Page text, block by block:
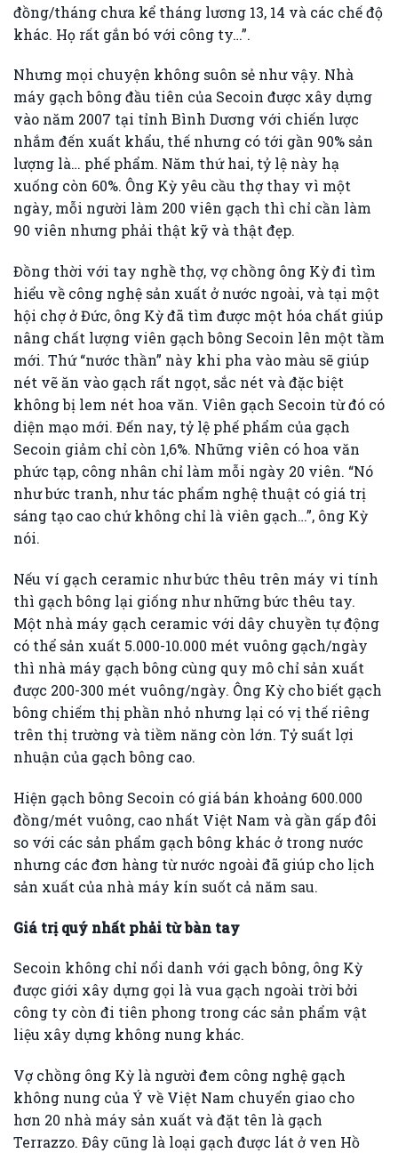
đồng/tháng chưa kể tháng lương 13, 14 và các chế độ
khác. Họ rất gắn bó với công ty…”.
Nhưng mọi chuyện không suôn sẻ như vậy. Nhà
máy gạch bông đầu tiên của Secoin được xây dựng
vào năm 2007 tại tỉnh Bình Dương với chiến lược
nhắm đến xuất khẩu, thế nhưng có tới gần 90% sản
lượng là… phế phẩm. Năm thứ hai, tỷ lệ này hạ
xuống còn 60%. Ông Kỳ yêu cầu thợ thay vì một
ngày, mỗi người làm 200 viên gạch thì chỉ cần làm
90 viên nhưng phải thật kỹ và thật đẹp.
Đồng thời với tay nghề thợ, vợ chồng ông Kỳ đi tìm
hiểu về công nghệ sản xuất ở nước ngoài, và tại một
hội chợ ở Đức, ông Kỳ đã tìm được một hóa chất giúp
nâng chất lượng viên gạch bông Secoin lên một tầm
mới. Thứ “nước thần” này khi pha vào màu sẽ giúp
nét vẽ ăn vào gạch rất ngọt, sắc nét và đặc biệt
không bị lem nét hoa văn. Viên gạch Secoin từ đó có
diện mạo mới. Đến nay, tỷ lệ phế phẩm của gạch
Secoin giảm chỉ còn 1,6%. Những viên có hoa văn
phức tạp, công nhân chỉ làm mỗi ngày 20 viên. “Nó
như bức tranh, như tác phẩm nghệ thuật có giá trị
sáng tạo cao chứ không chỉ là viên gạch…”, ông Kỳ
nói.
Nếu ví gạch ceramic như bức thêu trên máy vi tính
thì gạch bông lại giống như những bức thêu tay.
Một nhà máy gạch ceramic với dây chuyền tự động
có thể sản xuất 5.000-10.000 mét vuông gạch/ngày
thì nhà máy gạch bông cùng quy mô chỉ sản xuất
được 200-300 mét vuông/ngày. Ông Kỳ cho biết gạch
bông chiếm thị phần nhỏ nhưng lại có vị thế riêng
trên thị trường và tiềm năng còn lớn. Tỷ suất lợi
nhuận của gạch bông cao.
Hiện gạch bông Secoin có giá bán khoảng 600.000
đồng/mét vuông, cao nhất Việt Nam và gần gấp đôi
so với các sản phẩm gạch bông khác ở trong nước
nhưng các đơn hàng từ nước ngoài đã giúp cho lịch
sản xuất của nhà máy kín suốt cả năm sau.
Giá trị quý nhất phải từ bàn tay
Secoin không chỉ nổi danh với gạch bông, ông Kỳ
được giới xây dựng gọi là vua gạch ngoài trời bởi
công ty còn đi tiên phong trong các sản phẩm vật
liệu xây dựng không nung khác.
Vợ chồng ông Kỳ là người đem công nghệ gạch
không nung của Ý về Việt Nam chuyển giao cho
hơn 20 nhà máy sản xuất và đặt tên là gạch
Terrazzo. Đây cũng là loại gạch được lát ở ven Hồ